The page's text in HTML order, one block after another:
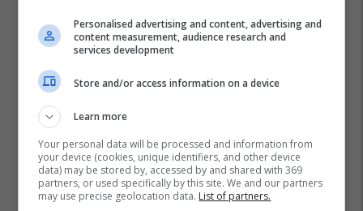
Personalised advertising and content, advertising and
content measurement, audience research and
services development
Store and/or access information on a device
Learn more
Your personal data will be processed and information from
your device (cookies, unique identifiers, and other device
data) may be stored by, accessed by and shared with 369
partners, or used specifically by this site. We and our partners
may use precise geolocation data. List of partners.